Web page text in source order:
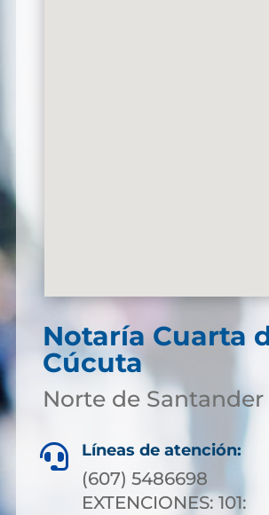
Notaría Cuarta
Cúcuta
Norte de Santander
 Líneas de atención:
(607) 5486698
EXTENCIONES: 101: